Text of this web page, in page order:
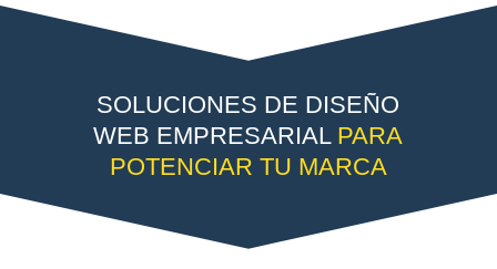
SOLUCIONES DE DISEÑO
WEB EMPRESARIAL PARA
POTENCIAR TU MARCA